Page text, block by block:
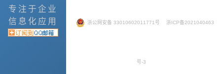
专注于企业
信息化应用
浙公网安备 33010602011771号 浙ICP备2021040463
号-3